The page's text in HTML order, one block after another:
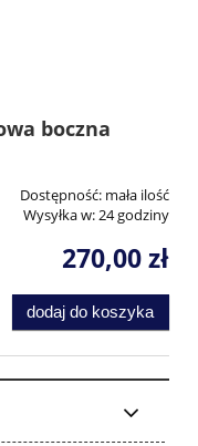
boczna
Dostępność: mała ilość
Wysyłka w:24 godziny
270,00 zł
dodaj do koszyka